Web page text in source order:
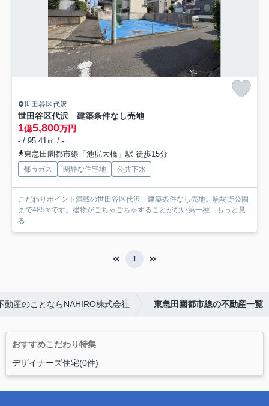
世田谷区代沢
世田谷区代沢 建築条件なし売地
1億5,800万円
- / 95.41㎡ / -
東急田園都市線「池尻大橋」駅 徒歩15分
都市ガス 閑静な住宅地 公共下水
こだわりポイント満載の世田谷区代沢 建築条件なし売地。駒場野公園
まで485mです。建物がごちゃごちゃすることがない第一種... もっと見
る
1
動産のことならNAHIRO株式会社 東急田園都市線の不動産一覧
おすすめこだわり特集
デザイナーズ住宅(0件)